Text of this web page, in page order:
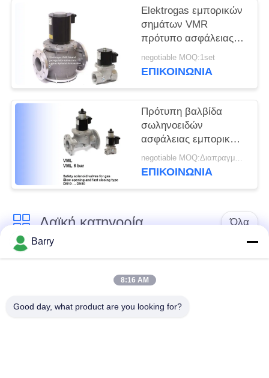
Elektrogas εμπορικών
σημάτων VMR
πρότυπο ασφάλειας
γρήγορο ανοίγματος
Rexroth σωληνοειδών
ενιαίο
negotiable MOQ:1set
ΕΠΙΚΟΙΝΩΝΊΑ
Πρότυπη βαλβίδα
σωληνοειδών
ασφάλειας εμπορικών
σημάτων VML
Elektrogas DN10 στο
negotiable MOQ:Διαπραγματεύσιμος
ΕΠΙΚΟΙΝΩΝΊΑ
Λαϊκή κατηγορία Όλα
Ρυθμιστής πίεσης
Ρυθμιστής αερίου του
Φίσερ
Διαφορική συσκευή
Barry
8:16 AM
Good day, what product are you looking for?